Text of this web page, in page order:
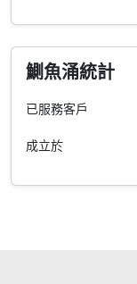
鰂魚涌統計
已服務客戶
成立於